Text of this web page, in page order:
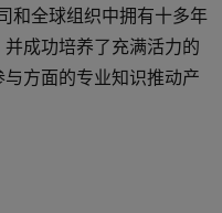
和全球组织中拥有十多年
成功培养了充满活力的
方面的专业知识推动产